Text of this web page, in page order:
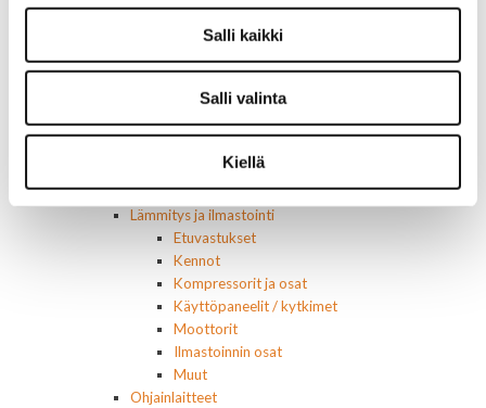
Salli kaikki
Salli valinta
Kiellä
Sumu- ja peruutusvalot
Sivuvalot ja markerit
Polttimot
Sähköosat
Lasinnostin- ja keskuslukon moottorit
Laturin osat
Lämmitys ja ilmastointi
Etuvastukset
Kennot
Kompressorit ja osat
Käyttöpaneelit / kytkimet
Moottorit
Ilmastoinnin osat
Muut
Ohjainlaitteet